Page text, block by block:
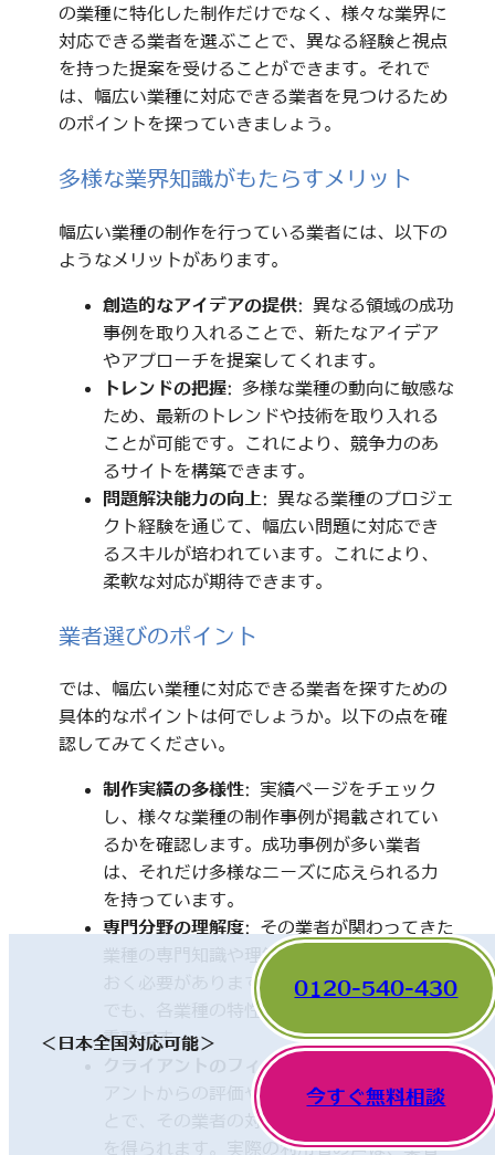
の業種に特化した制作だけでなく、様々な業界に
対応できる業者を選ぶことで、異なる経験と視点
を持った提案を受けることができます。それで
は、幅広い業種に対応できる業者を見つけるため
のポイントを探っていきましょう。
多様な業界知識がもたらすメリット
幅広い業種の制作を行っている業者には、以下の
ようなメリットがあります。
創造的なアイデアの提供: 異なる領域の成功
事例を取り入れることで、新たなアイデア
やアプローチを提案してくれます。
トレンドの把握: 多様な業種の動向に敏感な
ため、最新のトレンドや技術を取り入れる
ことが可能です。これにより、競争力のあ
るサイトを構築できます。
問題解決能力の向上: 異なる業種のプロジェ
クト経験を通じて、幅広い問題に対応でき
るスキルが培われています。これにより、
柔軟な対応が期待できます。
業者選びのポイント
では、幅広い業種に対応できる業者を探すための
具体的なポイントは何でしょうか。以下の点を確
認してみてください。
制作実績の多様性: 実績ページをチェック
し、様々な業種の制作事例が掲載されてい
るかを確認します。成功事例が多い業者
は、それだけ多様なニーズに応えられる力
を持っています。
専門分野の理解度: その業者が関わってきた
業種の専門知識や理解度についても触れて
おく必要があります。一見、異なった分野
でも、各業種の特性を理解していることが
重要です。
クライアントのフィードバック
アントからの評価やレビューを確認するこ
とで、その業者の対応や成果に関する情報
を得られます。実際の利用者の声は、業者
＜日本全国対応可能＞
0120-540-430
今すぐ無料相談